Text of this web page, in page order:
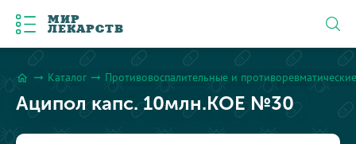
МИР
ЛЕКАРСТВ
home arrow_right_alt Каталог arrow_right_alt Противовоспалительные и
Аципол капс. 10млн.КОЕ №30